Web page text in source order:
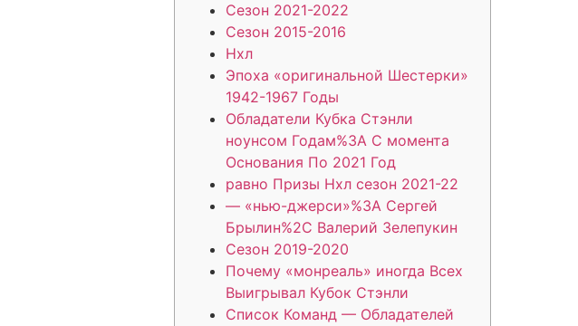
Сезон 2021-2022
Сезон 2015-2016
Нхл
Эпоха «оригинальной Шестерки»
1942-1967 Годы
Обладатели Кубка Стэнли
ноунсом Годам%3A С момента
Основания По 2021 Год
равно Призы Нхл сезон 2021-22
— «нью-джерси»%3A Сергей
Брылин%2C Валерий Зелепукин
Сезон 2019-2020
Почему «монреаль» иногда Всех
Выигрывал Кубок Стэнли
Список Команд — Обладателей